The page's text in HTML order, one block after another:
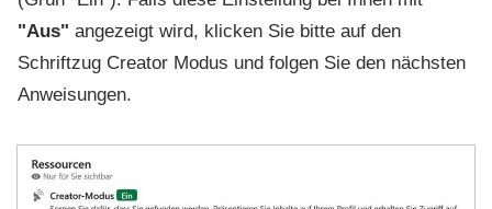
"Aus" angezeigt wird, klicken Sie bitte auf den
Schriftzug Creator Modus und folgen Sie den nächsten
Anweisungen.